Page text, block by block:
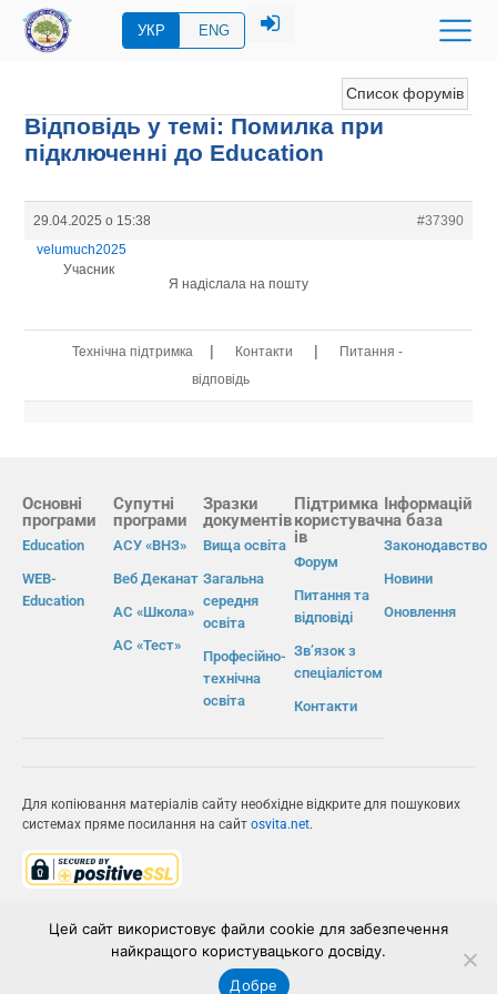
УКР ENG
Список форумів
Відповідь у темі: Помилка при
підключенні до Education
29.04.2025 о 15:38
#37390
velumuch2025
Учасник
Я надіслала на пошту
Технічна підтримка | Контакти |
Питання -
відповідь
Основні
програми
Education
WEB-
Education
Супутні
програми
АСУ «ВНЗ»
Веб Деканат
АС «Школа»
АС «Тест»
Зразки
документів
Вища освіта
Загальна
середня
освіта
Професійно-
технічна
освіта
Підтримка
користувач
ів
Форум
Питання та
відповіді
Зв’язок з
спеціалістом
Контакти
Інформацій
на база
Законодавство
Новини
Оновлення
Для копіювання матеріалів сайту необхідне відкрите для пошукових
системах пряме посилання на сайт osvita.net.
ІВС «ОСВІТА»
Цей сайт використовує файли cookie для забезпечення
найкращого користувацького досвіду.
Добре